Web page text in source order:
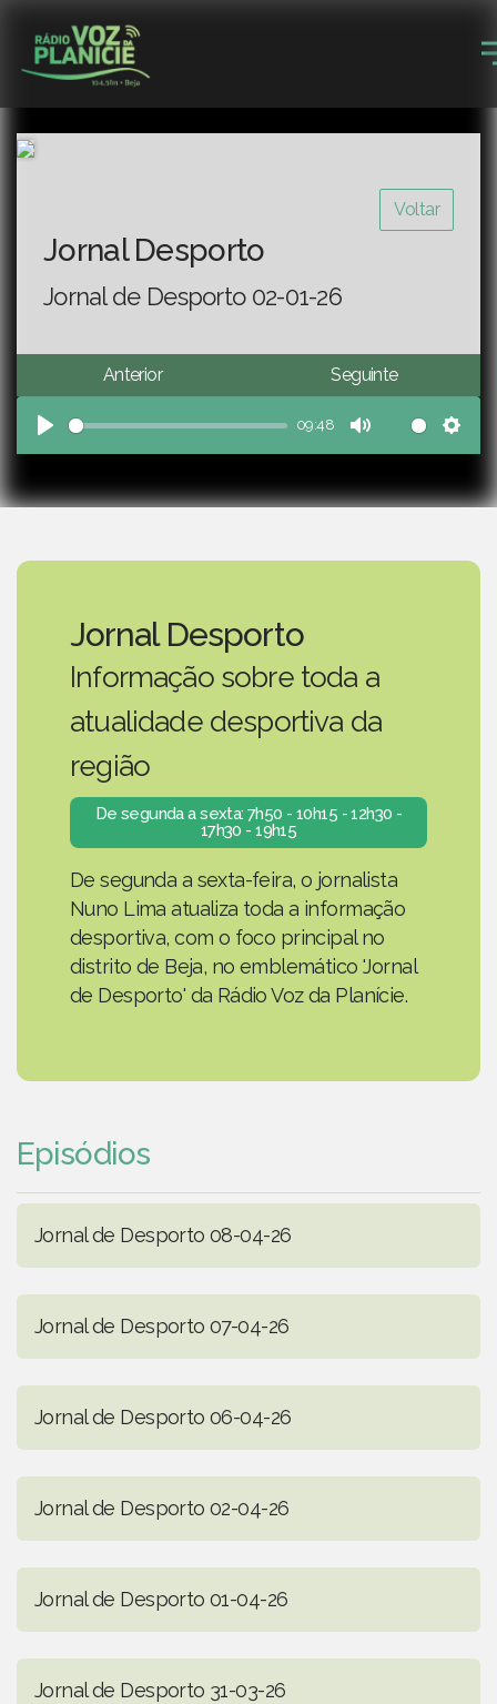
Voltar
Jornal Desporto
Jornal de Desporto 02-01-26
Anterior Seguinte
Play
09:48
Mute
Jornal Desporto
Informação sobre toda a
atualidade desportiva da
região
De segunda a sexta: 7h50 - 10h15 - 12h30 -
17h30 - 19h15
De segunda a sexta-feira, o jornalista
Nuno Lima atualiza toda a informação
desportiva, com o foco principal no
distrito de Beja, no emblemático 'Jornal
de Desporto' da Rádio Voz da Planície.
Episódios
Jornal de Desporto 08-04-26
Jornal de Desporto 07-04-26
Jornal de Desporto 06-04-26
Jornal de Desporto 02-04-26
Jornal de Desporto 01-04-26
Jornal de Desporto 31-03-26